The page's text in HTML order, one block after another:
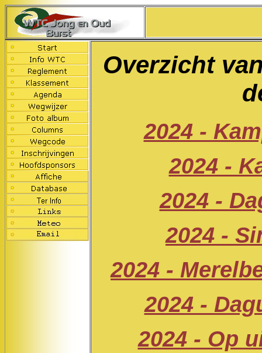
Overzicht
2024 -
2024 -
2024 -
2024 -
2024 -
2024 -
2024 - Op